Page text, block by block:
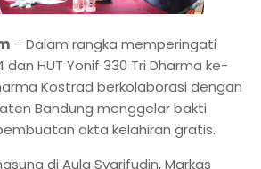
– Dalam rangka memperingati
dan HUT Yonif 330 Tri Dharma ke-
Kostrad berkolaborasi dengan
Bandung menggelar bakti
akta kelahiran gratis.
di Aula Syarifudin, Markas